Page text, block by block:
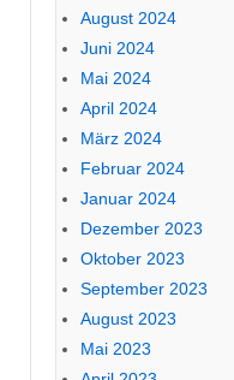
August 2024
Juni 2024
Mai 2024
April 2024
März 2024
Februar 2024
Januar 2024
Dezember 2023
Oktober 2023
September 2023
August 2023
Mai 2023